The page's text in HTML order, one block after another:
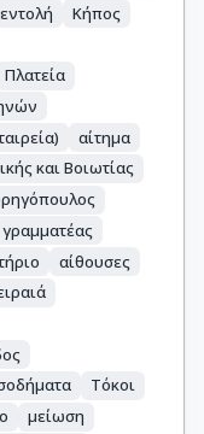
εντολή
Κήπος
Πλατεία
αίτημα
και Βοιωτίας
γραμματέας
αίθουσες
Τόκοι
μείωση